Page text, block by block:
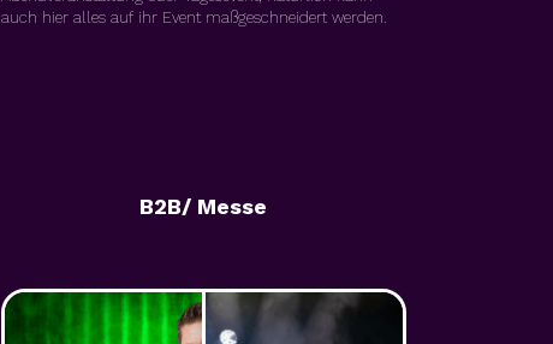
auch hier alles auf ihr Event maßgeschneidert werden.
B2B/ Messe